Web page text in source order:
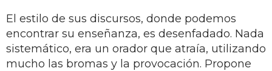
El estilo de sus discursos, donde podemos
encontrar su enseñanza, es desenfadado. Nada
sistemático, era un orador que atraía, utilizando
mucho las bromas y la provocación. Propone